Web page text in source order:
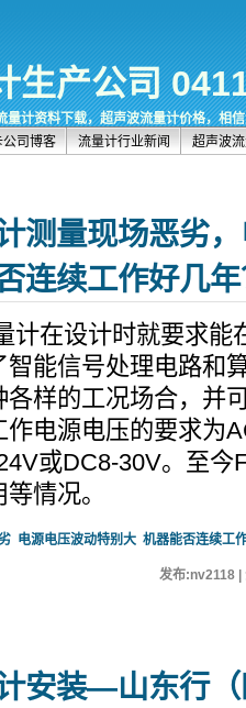
生产公司
量计资料下载，超声波流量计价格，相
公司博客 流量计行业新闻 超声波
测量现场恶劣
连续工作好几
计在设计时就要求能
智能信号处理电路和
各样的工况场合，并
电源电压的要求为
或DC8-30V。至
情况。
电源电压波动特别大 机器能否连续工
发布:nv2118 |
安装—山东行